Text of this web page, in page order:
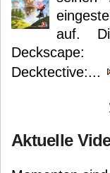
auf.
Decktective:...
Aktuelle